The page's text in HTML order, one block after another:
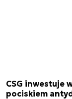
CSG inwestuje
pociskiem